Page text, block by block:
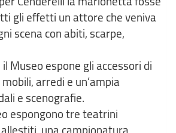
gli effetti un attore che veniva
scena con abiti, scarpe,
Museo espone gli accessori di
arredi e un’ampia
e scenografie.
espongono tre teatrini